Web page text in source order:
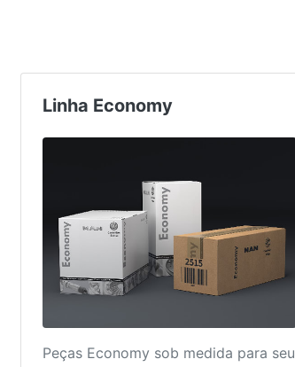
Linha Economy
Peças Economy sob medida para seu